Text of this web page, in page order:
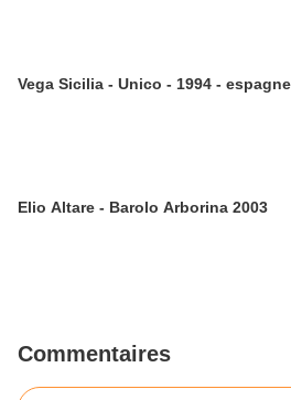
Vega Sicilia - Unico - 1994 - espagne
Elio Altare - Barolo Arborina 2003
Commentaires